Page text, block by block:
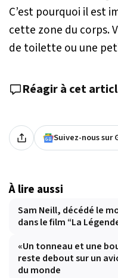
C’est pourquoi il est
cette zone du corps.
de toilette ou une
Réagir à cet
Suivez-nous sur
À lire aussi
Sam Neill, décédé le
dans le film “La
«Un tonneau et une
reste debout sur un
du monde